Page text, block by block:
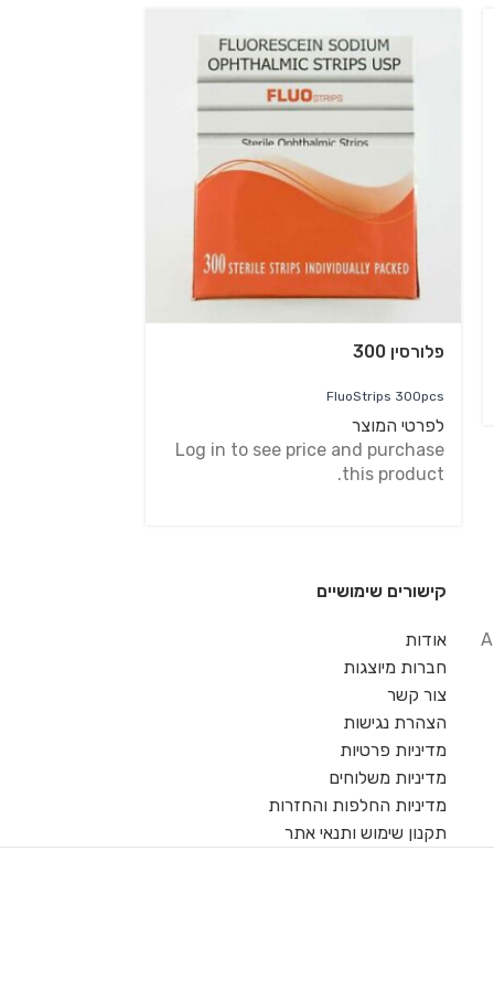
פלורסין 300
FluoStrips 300pcs
לפרטי המוצר
Log in to see price and purchase
this product.
קישורים שימושיים
אודות
חברות מיוצגות
צור קשר
הצהרת נגישות
מדיניות פרטיות
מדיניות משלוחים
מדיניות החלפות והחזרות
תקנון שימוש ותנאי אתר